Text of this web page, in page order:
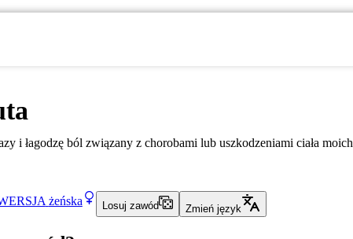
i łagodzę ból związany z chorobami lub uszkodzeniami ciała moich
żeńska Losuj zawód Zmień język